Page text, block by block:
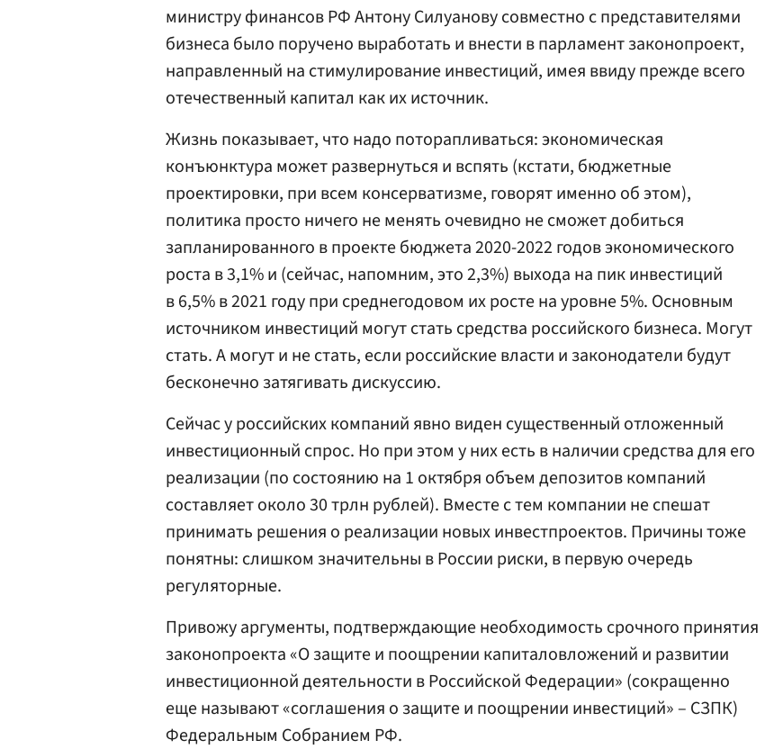
министру финансов РФ Антону Силуанову совместно с представителями
бизнеса было поручено выработать и внести в парламент законопроект,
направленный на стимулирование инвестиций, имея ввиду прежде всего
отечественный капитал как их источник.
Жизнь показывает, что надо поторапливаться: экономическая
конъюнктура может развернуться и вспять (кстати, бюджетные
проектировки, при всем консерватизме, говорят именно об этом),
политика просто ничего не менять очевидно не сможет добиться
запланированного в проекте бюджета 2020-2022 годов экономического
роста в 3,1% и (сейчас, напомним, это 2,3%) выхода на пик инвестиций
в 6,5% в 2021 году при среднегодовом их росте на уровне 5%. Основным
источником инвестиций могут стать средства российского бизнеса. Могут
стать. А могут и не стать, если российские власти и законодатели будут
бесконечно затягивать дискуссию.
Сейчас у российских компаний явно виден существенный отложенный
инвестиционный спрос. Но при этом у них есть в наличии средства для его
реализации (по состоянию на 1 октября объем депозитов компаний
составляет около 30 трлн рублей). Вместе с тем компании не спешат
принимать решения о реализации новых инвестпроектов. Причины тоже
понятны: слишком значительны в России риски, в первую очередь
регуляторные.
Привожу аргументы, подтверждающие необходимость срочного принятия
законопроекта «О защите и поощрении капиталовложений и развитии
инвестиционной деятельности в Российской Федерации» (сокращенно
еще называют «соглашения о защите и поощрении инвестиций» – СЗПК)
Федеральным Собранием РФ.